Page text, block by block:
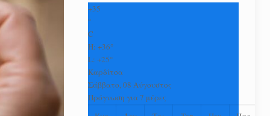
+35
°
C
H:+36°
L:+25°
Καρδίτσα
Σάββατο, 08 Αύγουστος
Πρόγνωση για 7 μέρες